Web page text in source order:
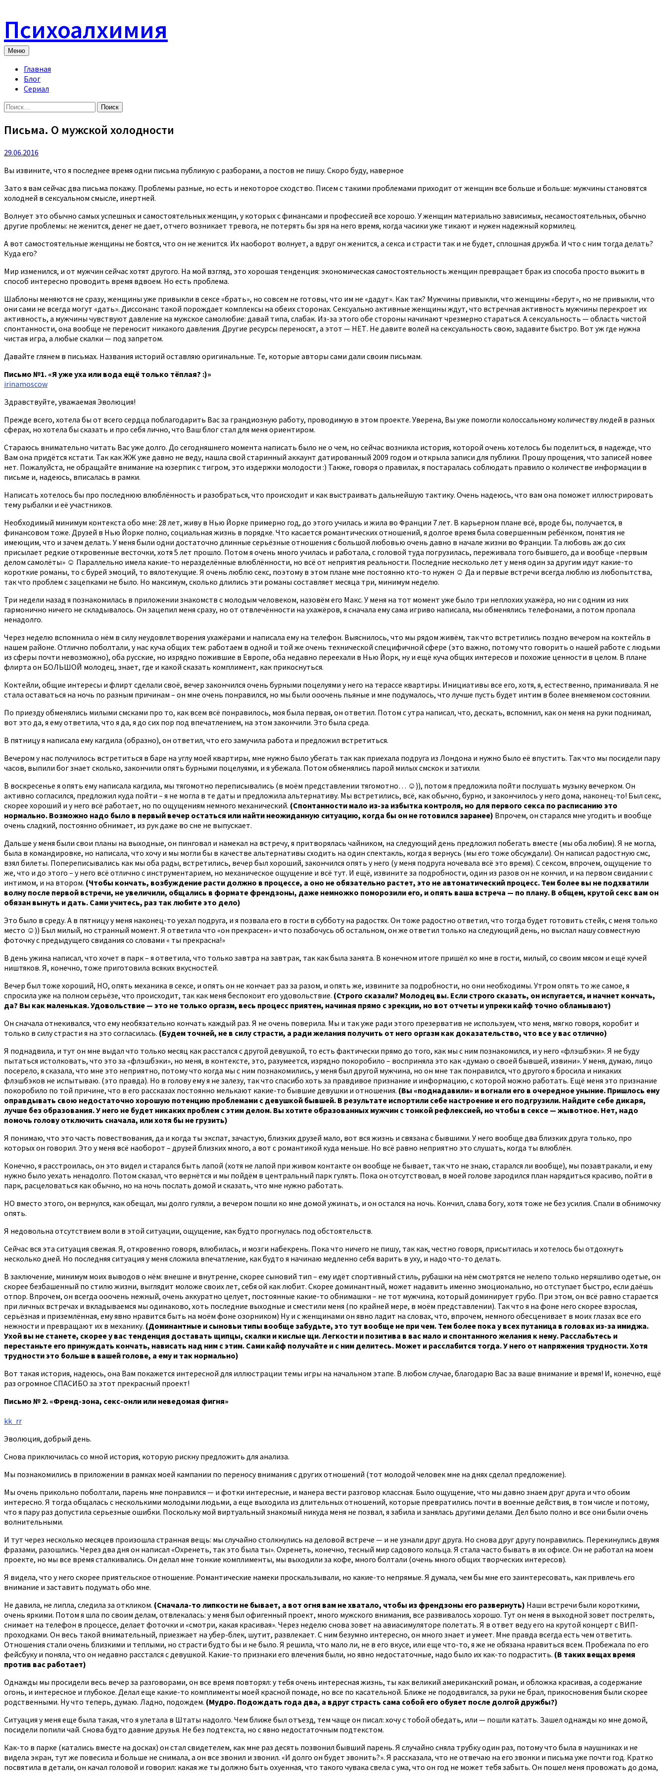
content
Психоалхимия
Меню
Главная
Блог
Сериал
Найти:
Письма. О мужской холодности
29.06.2016
Вы извините, что я последнее время одни письма публикую с разборами, а постов не пишу. Скоро буду, наверное
Зато я вам сейчас два письма покажу. Проблемы разные, но есть и некоторое сходство. Писем с такими проблемами приходит от женщин все больше и больше: мужчины становятся
холодней в сексуальном смысле, инертней.
Волнует это обычно самых успешных и самостоятельных женщин, у которых с финансами и профессией все хорошо. У женщин материально зависимых, несамостоятельных, обычно
другие проблемы: не женится, денег не дает, отчего возникает тревога, не потерять бы зря на него время, когда часики уже тикают и нужен надежный кормилец.
А вот самостоятельные женщины не боятся, что он не женится. Их наоборот волнует, а вдруг он женится, а секса и страсти так и не будет, сплошная дружба. И что с ним тогда делать?
Куда его?
Мир изменился, и от мужчин сейчас хотят другого. На мой взгляд, это хорошая тенденция: экономическая самостоятельность женщин превращает брак из способа просто выжить в
способ интересно проводить время вдвоем. Но есть проблема.
Шаблоны меняются не сразу, женщины уже привыкли в сексе «брать», но совсем не готовы, что им не «дадут». Как так? Мужчины привыкли, что женщины «берут», но не привыкли, что
они сами не всегда могут «дать». Диссонанс такой порождает комплексы на обеих сторонах. Сексуально активные женщины ждут, что встречная активность мужчины перекроет их
активность, а мужчины чувствуют давление на мужское самолюбие: давай типа, слабак. Из-за этого обе стороны начинают чрезмерно стараться. А сексуальность — область чистой
спонтанности, она вообще не переносит никакого давления. Другие ресурсы переносят, а этот — НЕТ. Не давите волей на сексуальность свою, задавите быстро. Вот уж где нужна
чистая игра, а любые скалки — под запретом.
Давайте глянем в письмах. Названия историй оставляю оригинальные. Те, которые авторы сами дали своим письмам.
Письмо №1. «Я уже уха или вода ещё только тёплая? :)»
irinamoscow
Здравствуйте, уважаемая Эволюция!
Прежде всего, хотела бы от всего сердца поблагодарить Вас за грандиозную работу, проводимую в этом проекте. Уверена, Вы уже помогли колоссальному количеству людей в разных
сферах, но хотела бы сказать и про себя лично, что Ваш блог стал для меня ориентиром.
Стараюсь внимательно читать Вас уже долго. До сегодняшнего момента написать было не о чем, но сейчас возникла история, которой очень хотелось бы поделиться, в надежде, что
Вам она придётся кстати. Так как ЖЖ уже давно не веду, нашла свой старинный аккаунт датированный 2009 годом и открыла записи для публики. Прошу прощения, что записей новее
нет. Пожалуйста, не обращайте внимание на юзерпик с тигром, это издержки молодости :) Также, говоря о правилах, я постаралась соблюдать правило о количестве информации в
письме и, надеюсь, вписалась в рамки.
Написать хотелось бы про последнюю влюблённость и разобраться, что происходит и как выстраивать дальнейшую тактику. Очень надеюсь, что вам она поможет иллюстрировать
тему рыбалки и её участников.
Необходимый минимум контекста обо мне: 28 лет, живу в Нью Йорке примерно год, до этого училась и жила во Франции 7 лет. В карьерном плане всё, вроде бы, получается, в
финансовом тоже. Друзей в Нью Йорке полно, социальная жизнь в порядке. Что касается романтических отношений, я долгое время была совершенным ребёнком, понятия не
имеющим, что и зачем делать. У меня были одни достаточно длинные серьёзные отношения с большой любовью очень давно в начале жизни во Франции. Та любовь аж до сих
присылает редкие откровенные весточки, хотя 5 лет прошло. Потом я очень много училась и работала, с головой туда погрузилась, переживала того бывшего, да и вообще «первым
делом самолёты» ☺ Параллельно имела какие-то неразделённые влюблённости, но всё от неприятия реальности. Последние несколько лет у меня один за другим идут какие-то
короткие романы, то с бурей эмоций, то вялотекущие. Я очень люблю секс, поэтому в этом плане мне постоянно кто-то нужен ☺ Да и первые встречи всегда люблю из любопытства,
так что проблем с зацепками не было. Но максимум, сколько длились эти романы составляет месяца три, минимум неделю.
Три недели назад я познакомилась в приложении знакомств с молодым человеком, назовём его Макс. У меня на тот момент уже было три неплохих ухажёра, но ни с одним из них
гармонично ничего не складывалось. Он зацепил меня сразу, но от отвлечённости на ухажёров, я сначала ему сама игриво написала, мы обменялись телефонами, а потом пропала
ненадолго.
Через неделю вспомнила о нём в силу неудовлетворения ухажёрами и написала ему на телефон. Выяснилось, что мы рядом живём, так что встретились поздно вечером на коктейль в
нашем районе. Отлично поболтали, у нас куча общих тем: работаем в одной и той же очень технической специфичной сфере (это важно, потому что говорить о нашей работе с людьми
из сферы почти невозможно), оба русские, но изрядно пожившие в Европе, оба недавно переехали в Нью Йорк, ну и ещё куча общих интересов и похожие ценности в целом. В плане
флирта он БОЛЬШОЙ молодец, знает, где и какой сказать комплимент, как прикоснуться.
Коктейли, общие интересы и флирт сделали своё, вечер закончился очень бурными поцелуями у него на терассе квартиры. Инициативы все его, хотя, я, естественно, приманивала. Я не
стала оставаться на ночь по разным причинам – он мне очень понравился, но мы были ооочень пьяные и мне подумалось, что лучше пусть будет интим в более внемяемом состоянии.
По приезду обменялись милыми смсками про то, как всем всё понравилось, моя была первая, он ответил. Потом с утра написал, что, дескать, вспомнил, как он меня на руки поднимал,
вот это да, я ему ответила, что я да, я до сих пор под впечатлением, на этом закончили. Это была среда.
В пятницу я написала ему кагдила (образно), он ответил, что его замучила работа и предложил встретиться.
Вечером у нас получилось встретиться в баре на углу моей квартиры, мне нужно было убегать так как приехала подруга из Лондона и нужно было её впустить. Так что мы посидели пару
часов, выпили бог знает сколько, закончили опять бурными поцелуями, и я убежала. Потом обменялись парой милых смскок и затихли.
В воскресенье я опять ему написала кагдила, мы тягомотно переписывались (в моём представлении тягомотно… ☺)), потом я предложила пойти послушать музыку вечерком. Он
активно согласился, предложил куда пойти – я не могла в те даты и предложила альтернативу. Мы встретились, всё, как обычно, бурно, и закончилось у него дома, наконец-то! Был секс,
скорее хороший и у него всё работает, но по ощущениям немного механический. (Спонтанности мало из-за избытка контроля, но для первого секса по расписанию это
нормально. Возможно надо было в первый вечер остаться или найти неожиданную ситуацию, когда бы он не готовился заранее) Впрочем, он старался мне угодить и вообще
очень сладкий, постоянно обнимает, из рук даже во сне не выпускает.
Дальше у меня были свои планы на выходные, он пинговал и намекал на встречу, я притворялась чайником, на следующий день предложил побегать вместе (мы оба любим). Я не могла,
была в командировке, но написала, что хочу и мы могли бы в качестве альтернативы сходить на один спектакль, когда я вернусь (мы его тоже обсуждали). Он написал радостную смс,
взял билеты. Попереписывались как мы оба рады, встретились, вечер был хороший, закончился опять у него (у меня подруга ночевала всё это время). С сексом, впрочем, ощущение то
же, что и до этого – у него всё отлично с инструментарием, но механическое ощущение и всё тут. И ещё, извините за подробности, один из разов он не кончил, и на первом свидании с
интимом, и на втором. (Чтобы кончать, возбуждение расти должно в процессе, а оно не обязательно растет, это не автоматический процесс. Тем более вы не подхватили
волну после первой встречи, не увеличили, общались в формате френдзоны, даже немножко поморозили его, и опять ваша встреча — по плану. В общем, крутой секс вам он
обязан вынуть и дать. Сами учитесь, раз так любите это дело)
Это было в среду. А в пятницу у меня наконец-то уехал подруга, и я позвала его в гости в субботу на радостях. Он тоже радостно ответил, что тогда будет готовить стейк, с меня только
место ☺)) Был милый, но странный момент. Я ответила что «он прекрасен» и что позабочусь об остальном, он же ответил только на следующий день, но выслал нашу совместную
фоточку с предыдущего свидания со словами « ты прекрасна!»
В день ужина написал, что хочет в парк – я ответила, что только завтра на завтрак, так как была занята. В конечном итоге пришёл ко мне в гости, милый, со своим мясом и ещё кучей
ништяков. Я, конечно, тоже приготовила всяких вкусностей.
Вечер был тоже хороший, НО, опять механика в сексе, и опять он не кончает раз за разом, и опять же, извините за подробности, но они необходимы. Утром опять то же самое, я
спросила уже на полном серьёзе, что происходит, так как меня беспокоит его удовольствие. (Строго сказали? Молодец вы. Если строго сказать, он испугается, и начнет кончать,
да? Вы как маленькая. Удовольствие — это не только оргазм, весь процесс приятен, начиная прямо с эрекции, но вот отчеты и упреки кайф точно обламывают)
Он сначала отнекивался, что ему необязательно кончать каждый раз. Я не очень поверила. Мы и так уже ради этого презерватив не используем, что меня, мягко говоря, коробит и
только в силу страсти я на это согласилась. (Будем точней, не в силу страсти, а ради желания получить от него оргазм как доказательство, что все у вас отлично)
Я поднадвила, и тут он мне выдал что только месяц как расстался с другой девушкой, то есть фактически прямо до того, как мы с ним познакомился, и у него «флэшбэки». Я не буду
пытаться истолковать, что это за «флэшбэки», но меня, в контексте, это, разумеется, изрядно покоробило – восприняла это как «думаю о своей бывшей, извини». У меня, думаю, лицо
посерело, я сказала, что мне это неприятно, потому что когда мы с ним познакомились, у меня был другой мужчина, но он мне так понравился, что другого я бросила и никаких
флэшбэков не испытываю. (это правда). Но в голову ему я не залезу, так что спасибо хоть за правдивое признание и информацию, с которой можно работать. Ещё меня это признание
покоробило по той причине, что в его рассказах постоянно мелькают какие-то бывшие девушки и отношения. (Вы «поднадавили» и вогнали его в очередное уныние. Пришлось ему
оправдывать свою недостаточно хорошую потенцию проблемами с девушкой бывшей. В результате испортили себе настроение и его подгрузили. Найдите себе дикаря,
лучше без образования. У него не будет никаких проблем с этим делом. Вы хотите образованных мужчин с тонкой рефлексией, но чтобы в сексе — жывотное. Нет, надо
помочь голову отключить сначала, или хотя бы не грузить)
Я понимаю, что это часть повествования, да и когда ты экспат, зачастую, близких друзей мало, вот вся жизнь и связана с бывшими. У него вообще два близких друга только, про
которых он говорил. Это у меня всё наоборот – друзей близких много, а вот с романтикой куда меньше. Но всё равно неприятно это слушать, когда ты влюблён.
Конечно, я расстроилась, он это видел и старался быть лапой (хотя не лапой при живом контакте он вообще не бывает, так что не знаю, старался ли вообще), мы позавтракали, и ему
нужно было уехать ненадолго. Потом сказал, что вернётся и мы пойдём в центральный парк гулять. Пока он отсутствовал, в моей голове зародился план нарядиться красиво, пойти в
парк, расцеловаться как обычно, но на ночь послать домой и сказать, что мне нужно работать.
НО вместо этого, он вернулся, как обещал, мы долго гуляли, а вечером пошли ко мне домой ужинать, и он остался на ночь. Кончил, слава богу, хотя тоже не без усилия. Спали в обнимочку
опять.
Я недовольна отсутствием воли в этой ситуации, ощущение, как будто прогнулась под обстоятельств.
Сейчас вся эта ситуация свежая. Я, откровенно говоря, влюбилась, и мозги набекрень. Пока что ничего не пишу, так как, честно говоря, присытилась и хотелось бы отдохнуть
несколько дней. Но последняя ситуация у меня сложила впечатление, как будто я начинаю медленно себя варить в уху, и надо что-то делать.
В заключение, минимум моих выводов о нём: внешне и внутренне, скорее сыновий тип – ему идёт спортивный стиль, рубашки на нём смотрятся не нелепо только неряшливо одетые, он
скорее безбашенный по стилю жизни, выглядит моложе своих лет, себя ой как любит. Скорее доминантный, может надавить именно эмоционально, но отступает быстро, если даёшь
отпор. Впрочем, он всегда ооочень нежный, очень аккуратно целует, постоянные какие-то обнимашки – не тот мужчина, который доминирует грубо. При этом, он всё равно старается
при личных встречах и вкладываемся мы одинаково, хоть последние выходные и сместили меня (по крайней мере, в моём представлении). Так что я на фоне него скорее взрослая,
серьёзная и приземлённая, ему явно нравится быть на моём фоне озорником) Ну и с женщинами он явно ладит на словах, что, впрочем, немного обесценивает в моих глазах все его
нежности и превращают их в механику. (Доминантные и сыновьи типы вообще забудьте, это тут вообще не при чем. Тем более пока у всех путаница в головах из-за имиджа.
Ухой вы не станете, скорее у вас тенденция доставать щипцы, скалки и кислые щи. Легкости и позитива в вас мало и спонтанного желания к нему. Расслабьтесь и
перестаньте его принуждать кончать, нависать над ним с этим. Сами кайф получайте и с ним делитесь. Может и расслабится тогда. У него от напряжения трудности. Хотя
трудности это больше в вашей голове, а ему и так нормально)
Вот такая история, надеюсь, она Вам покажется интересной для иллюстрации темы игры на начальном этапе. В любом случае, благодарю Вас за ваше внимание и время! И, конечно, ещё
раз огромное СПАСИБО за этот прекрасный проект!
Письмо № 2. «Френд-зона, секс-онли или неведомая фигня»
kk_rr
Эволюция, добрый день.
Снова приключилась со мной история, которую рискну предложить для анализа.
Мы познакомились в приложении в рамках моей кампании по переносу внимания с других отношений (тот молодой человек мне на днях сделал предложение).
Мы очень прикольно поболтали, парень мне понравился — и фотки интересные, и манера вести разговор классная. Было ощущение, что мы давно знаем друг друга и что обоим
интересно. Я тогда общалась с несколькими молодыми людьми, а еще выходила из длительных отношений, которые превратились почти в военные действия, в том числе и потому,
что я пару раз допустила серьезные ошибки. Поскольку мой виртуальный знакомый никуда меня не позвал, я забила и занялась другими делами. Дел было полно и все они были очень
волнительными.
И тут через несколько месяцев произошла странная вещь: мы случайно столкнулись на деловой встрече — и не узнали друг друга. Но снова друг другу понравились. Перекинулись двумя
фразами, разошлись. Через два дня он написал «Охренеть, так это была ты». Охренеть, конечно, тесный мир садового кольца. Я стала часто бывать в их офисе. Он не работал на моем
проекте, но мы все время сталкивались. Он делал мне тонкие комплименты, мы выходили за кофе, много болтали (очень много общих творческих интересов).
Я видела, что у него скорее приятельское отношение. Романтические намеки проскальзывали, но какие-то непрямые. Я думала, чем бы мне его заинтересовать, как привлечь его
внимание и заставить подумать обо мне.
Не давила, не липла, следила за откликом. (Сначала-то липкости не бывает, а вот огня вам не хватало, чтобы из френдзоны его развернуть) Наши встречи были короткими,
очень яркими. Потом я шла по своим делам, отвлекалась: у меня был офигенный проект, много мужского внимания, все развивалось хорошо. Тут он меня в выходной зовет пострелять,
снимает на телефон в процессе, делает фоточки и «смотри, какая красивая». Через неделю снова зовет на авиасимуляторе полетать. Я в ответ веду его на крутой концерт с ВИП-
проходками. Он весь такой внимательный, приезжает на убер-блек, шутит, развлекает. С ним безумно интересно, он много знает и умеет. Мне правда всегда есть чем ответить.
Отношения стали очень близкими и теплыми, но страсти будто бы и не было. Я решила, что мало ли, не в его вкусе, или еще что-то, я же не обязана нравиться всем. Пробежала по его
фейсбуку и поняла, что он недавно расстался с девушкой. Какие-то признаки его влечения были, но явно недостаточные, надо было их как-то подрастить. (В таких вещах время
против вас работает)
Однажды мы просидели весь вечер за разговорами, он все время повторял: у тебя очень интересная жизнь, ты как великий американский роман, и обложка красивая, а содержание
огонь, и интересное и глубокое. Делал еще какие-то комплименты моей красной помаде, но все по касательной. Ближе не пододвигался, за руки не брал, прикосновения были скорее
родственными. Ну что теперь, думаю. Ладно, подождем. (Мудро. Подождать года два, а вдруг страсть сама собой его обуяет после долгой дружбы?)
Ситуация у меня еще была такая, что я улетала в Штаты надолго. Чем ближе был отъезд, тем чаще он писал: хочу с тобой обедать, или — пошли катать. Зашел однажды ко мне домой,
посидели попили чай. Снова будто давние друзья. Не без подтекста, но с явно недостаточным подтекстом.
Как-то в парке (катались вместе на досках) он стал свидетелем, как мне раз десять позвонил бывший парень. Я случайно сняла трубку один раз, потому что была в наушниках и не
видела экран, тут же повесила и больше не снимала, а он все звонил и звонил. «И долго он будет звонить?». Я рассказала, что не отвечаю на его звонки и письма уже почти год. Кратко
посвятила в детали, он качал головой и говорил: какая же ты должно быть охуенная, что такого чувака свела с ума, что он год не может тебя забыть. Он пошел меня провожать до дома,